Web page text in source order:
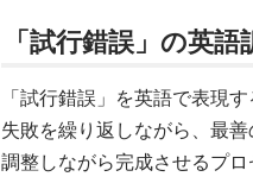
「試行錯誤」の英
「試行錯誤」を英語で表現
失敗を繰り返しながら、最
調整しながら完成させるプ